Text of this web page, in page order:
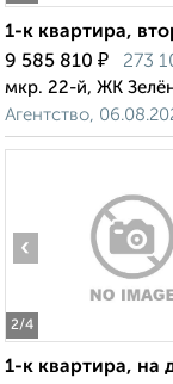
1-к квартира,
9 585 810 ₽ 273
мкр. 22-й, ЖК
Агентство,
2/4
‹
1-к квартира, на